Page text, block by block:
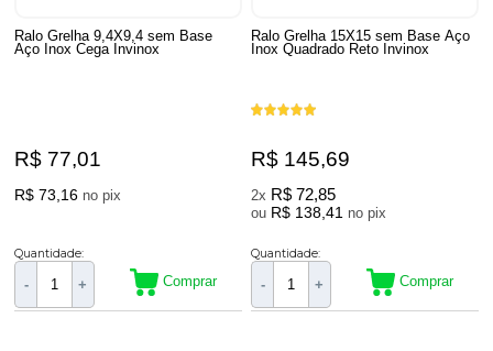
Ralo Grelha 9,4X9,4 sem Base
Aço Inox Cega Invinox
R$ 77,01
R$ 73,16 no pix
Quantidade:
- + Comprar
Ralo Grelha 15X15 sem Base Aço
Inox Quadrado Reto Invinox
R$ 145,69
2x R$ 72,85
ou R$ 138,41 no pix
Quantidade:
- + Comprar